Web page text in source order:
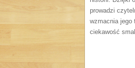
prowadzi
wzmacnia jego
ciekawość